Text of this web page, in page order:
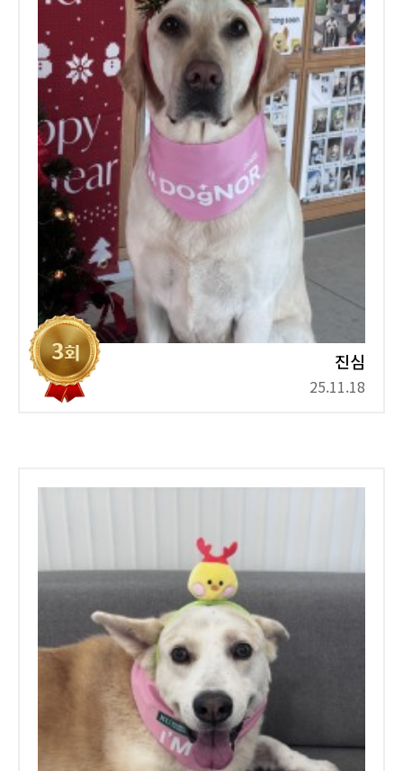
진심
25.11.18